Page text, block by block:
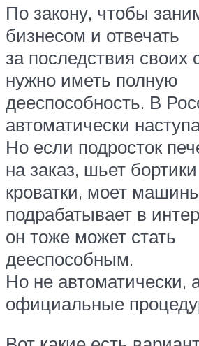
По закону, чтобы
бизнесом и отвечать
за последствия своих
нужно иметь полную
дееспособность. В
автоматически
Но если подросток
на заказ, шьет
кроватки, моет
подрабатывает в
он тоже может стать
дееспособным.
Но не автоматически,
официальные